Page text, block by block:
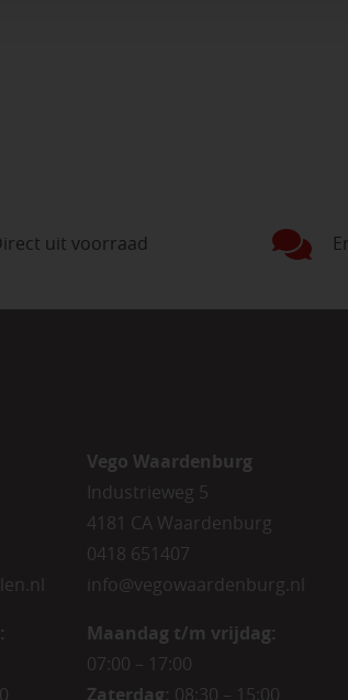
uit voorraad
Vego Waardenburg
Industrieweg 5
4181 CA Waardenburg
0418 651407
info@vegowaardenburg.nl
Maandag t/m vrijdag:
07:00 – 17:00
Zaterdag: 08:30 – 15:00